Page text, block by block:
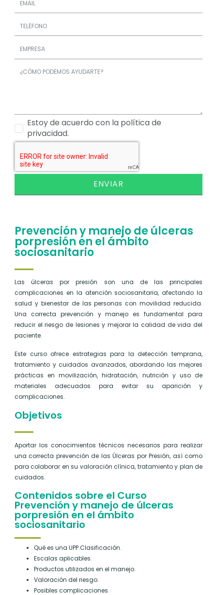
Estoy de acuerdo con la política de
privacidad.
ENVIAR
Prevención y manejo de úlceras
porpresión en el ámbito
sociosanitario
Las úlceras por presión son una de las principales
complicaciones en la atención sociosanitaria, afectando la
salud y bienestar de las personas con movilidad reducida.
Una correcta prevención y manejo es fundamental para
reducir el riesgo de lesiones y mejorar la calidad de vida del
paciente.
Este curso ofrece estrategias para la detección temprana,
tratamiento y cuidados avanzados, abordando las mejores
prácticas en movilización, hidratación, nutrición y uso de
materiales adecuados para evitar su aparición y
complicaciones.
Objetivos
Aportar los conocimientos técnicos necesarios para realizar
una correcta prevención de las Úlceras por Presión, así como
para colaborar en su valoración clínica, tratamiento y plan de
cuidados.
Contenidos sobre el Curso
Prevención y manejo de úlceras
porpresión en el ámbito
sociosanitario
Qué es una UPP.Clasificación.
Escalas aplicables.
Productos utilizados en el manejo.
Valoración del riesgo.
Posibles complicaciones.